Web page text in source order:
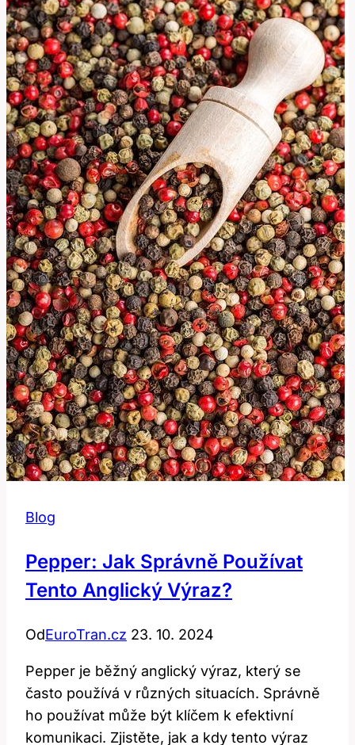
Význam
Této
Hovorové
Fráze!
Blog
Pepper: Jak Správně Používat
Tento Anglický Výraz?
OdEuroTran.cz 23. 10. 2024
Pepper je běžný anglický výraz, který se
často používá v různých situacích. Správně
ho používat může být klíčem k efektivní
komunikaci. Zjistěte, jak a kdy tento výraz